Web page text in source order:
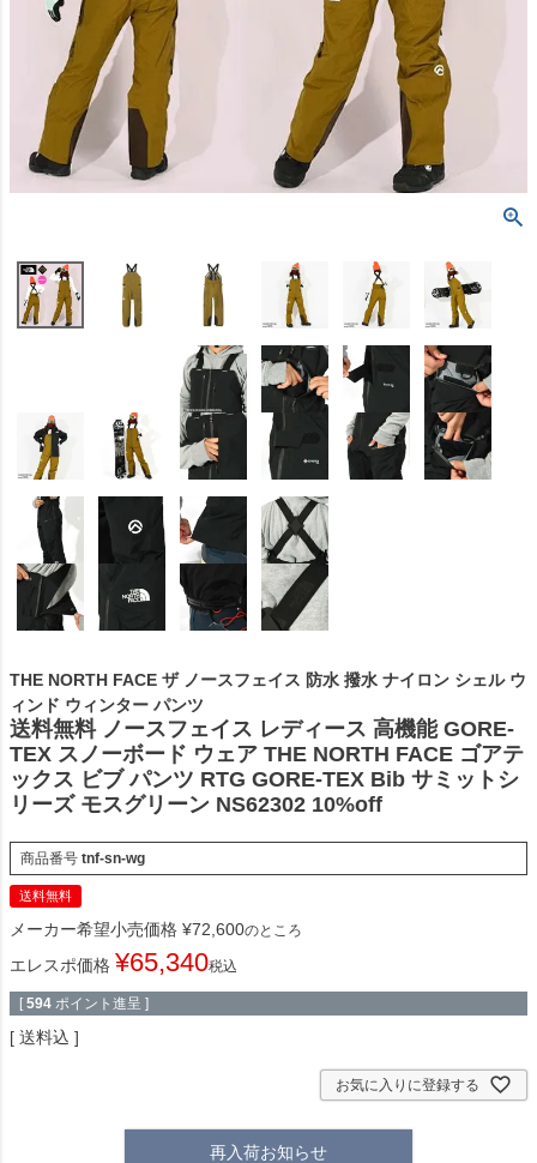
THE NORTH FACE ザ ノースフェイス 防水 撥水 ナイロン シェル ウ
ィンド ウィンター パンツ
送料無料 ノースフェイス レディース 高機能 GORE-
TEX スノーボード ウェア THE NORTH FACE ゴアテ
ックス ビブ パンツ RTG GORE-TEX Bib サミットシ
リーズ モスグリーン NS62302 10%off
商品番号 tnf-sn-wg
送料無料
メーカー希望小売価格 ¥72,600のところ
エレスポ価格 ¥65,340税込
[ 594 ポイント進呈 ]
送料込
お気に入りに登録する
再入荷お知らせ